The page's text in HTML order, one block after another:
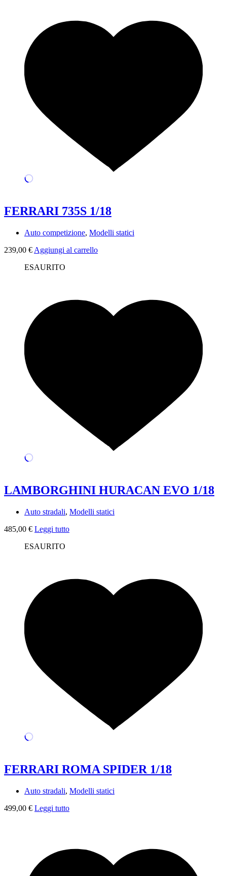
FERRARI 735S 1/18
Auto competizione, Modelli statici
239,00 € Aggiungi al carrello
ESAURITO
LAMBORGHINI HURACAN EVO 1/18
Auto stradali, Modelli statici
485,00 € Leggi tutto
ESAURITO
FERRARI ROMA SPIDER 1/18
Auto stradali, Modelli statici
499,00 € Leggi tutto